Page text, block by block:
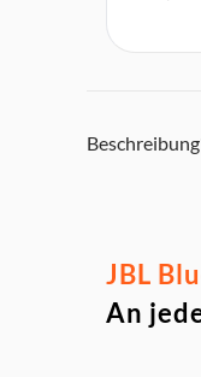
Beschreibung
JBL
An